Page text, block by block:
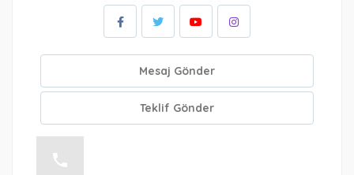
Mesaj Gönder
Teklif Gönder